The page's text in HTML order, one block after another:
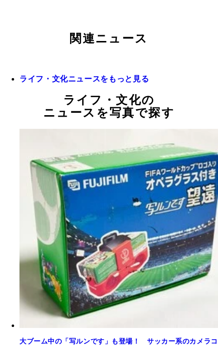
関連ニュース
ライフ・文化ニュースをもっと見る
ライフ・文化の
ニュースを写真で探す
大ブーム中の「写ルンです」も登場！ サッカー系のカメラコ